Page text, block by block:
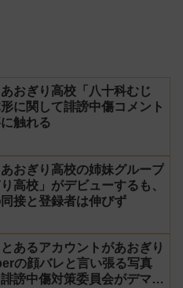
あおぎり高校「八十科むじ
に関して誹謗中傷コメント
触れる
あおぎり高校の姉妹グループ
り高校」がデビューするも、
接と登録者は伸びず
とあるアカウントがあおぎり
の顔バレと言い張る写真
謗中傷対策委員会がデマで